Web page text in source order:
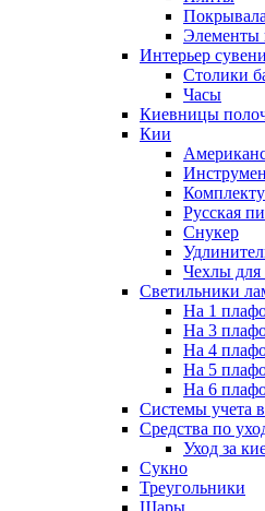
Элементы
Интерьер
Столики
Часы
Киевницы
Кии
Русская
Снукер
Чехлы для
Светильники
На 1
На 3
На 4
На 5
На 6
Системы учета
Средства по
Уход за
Сукно
Треугольники
Шары